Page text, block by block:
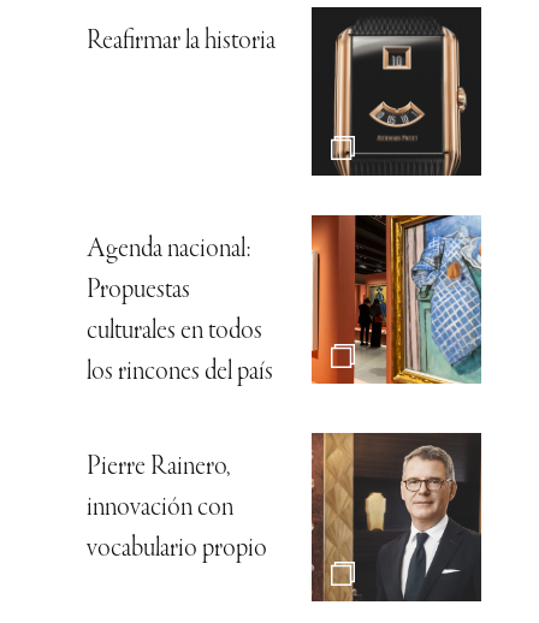
Reafirmar la historia
Agenda nacional:
Propuestas
culturales en todos
los rincones del país
Pierre Rainero,
innovación con
vocabulario propio